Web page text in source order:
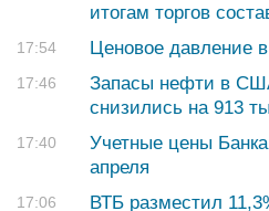
итогам торгов
17:54 Ценовое давление
17:46
Запасы нефти в
снизились на 913
17:40
Учетные цены
апреля
17:06
ВТБ разместил